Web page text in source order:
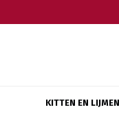
KITTEN EN LIJMEN